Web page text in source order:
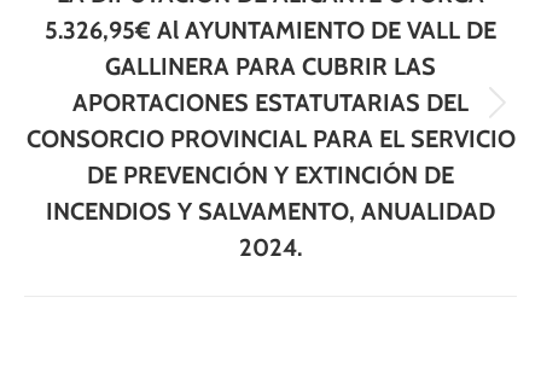
Publicación
siguiente:
5.326,95€ Al AYUNTAMIENTO DE VALL DE
GALLINERA PARA CUBRIR LAS
APORTACIONES ESTATUTARIAS DEL
CONSORCIO PROVINCIAL PARA EL SERVICIO
DE PREVENCIÓN Y EXTINCIÓN DE
INCENDIOS Y SALVAMENTO, ANUALIDAD
2024.